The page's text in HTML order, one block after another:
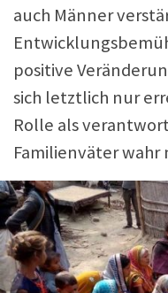
auch Männer
positive
sich letztlich nur
Rolle als
Familienväter wahr